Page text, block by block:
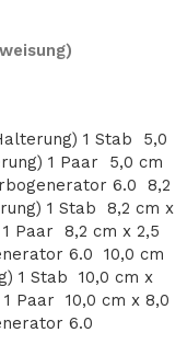
1 Stab
5,0
1 Paar
5,0 cm
6.0
8,2
1 Stab
8,2 cm x
Paar
8,2 cm x 2,5
6.0
10,0 cm
1 Stab
10,0 cm x
Paar
10,0 cm x 8,0
6.0